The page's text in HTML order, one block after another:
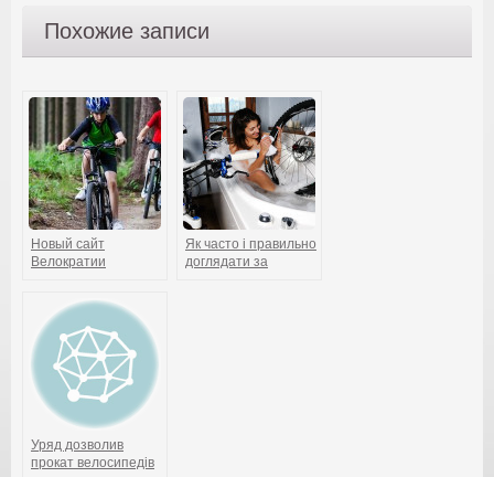
Похожие записи
Новый сайт
Велократии
Як часто і правильно
доглядати за
Уряд дозволив
прокат велосипедів